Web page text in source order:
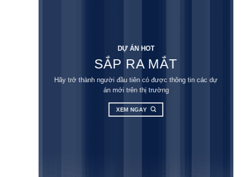
DỰ ÁN HOT
SẮP RA MẮT
Hãy trở thành người đầu tiên có được thông tin các dự
án mới trên thị trường
XEM NGAY